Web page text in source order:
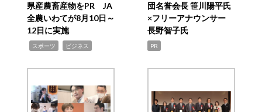
県産農畜産物をPR JA
全農いわてが8月10日～
12日に実施
スポーツ ビジネス
団名誉会長 笹川陽平氏
×フリーアナウンサー
長野智子氏
PR